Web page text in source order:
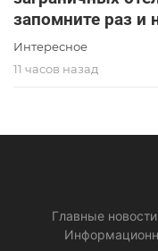
запомните раз и
Интересное
11 часов назад
Главные